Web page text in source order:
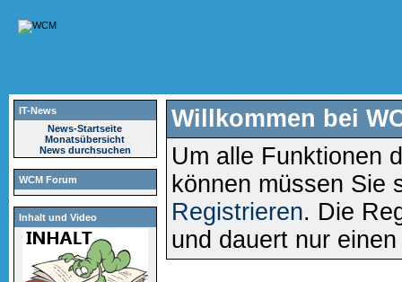
IT-News
News-Startseite
Monatsübersicht
News durchsuchen
WCM Forum
Inhalt und Video
Willkommen bei
Um alle Funktionen
können müssen Sie
Registrieren. Die
und dauert nur